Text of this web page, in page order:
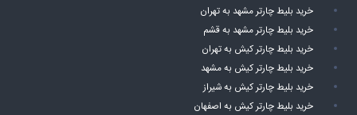
خرید بلیط چارتر مشهد به تهران
خرید بلیط چارتر مشهد به قشم
خرید بلیط چارتر کیش به تهران
خرید بلیط چارتر کیش به مشهد
خرید بلیط چارتر کیش به شیراز
خرید بلیط چارتر کیش به اصفهان